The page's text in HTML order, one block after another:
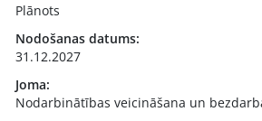
Plānots
Nodošanas datums:
31.12.2027
Joma:
Nodarbinātības veicināšana un